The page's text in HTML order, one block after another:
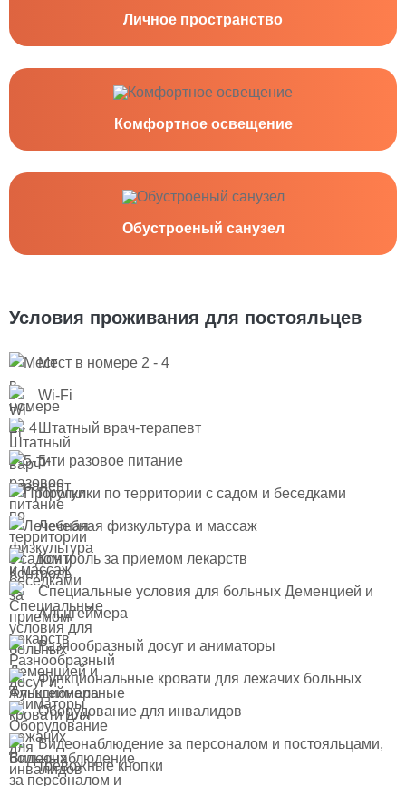
Личное пространство
Комфортное освещение
Обустроеный санузел
Условия проживания для постояльцев
Мест в номере 2 - 4
Wi-Fi
Штатный врач-терапевт
5-ти разовое питание
Прогулки по территории с садом и беседками
Лечебная физкультура и массаж
Контроль за приемом лекарств
Специальные условия для больных Деменцией и
Альцгеймера
Разнообразный досуг и аниматоры
Функциональные кровати для лежачих больных
Оборудование для инвалидов
Видеонаблюдение за персоналом и постояльцами,
тревожные кнопки